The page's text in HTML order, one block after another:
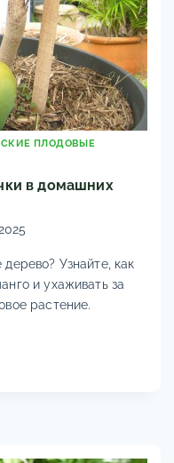
ПЛОДОВЫЕ
в домашних
дерево? Узнайте, как
и ухаживать за
растение.